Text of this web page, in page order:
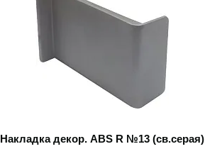
Накладка декор. ABS R №13 (св.серая)